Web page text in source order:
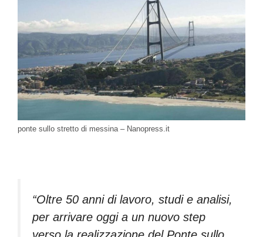
ponte sullo stretto di messina – Nanopress.it
“Oltre 50 anni di lavoro, studi e analisi,
per arrivare oggi a un nuovo step